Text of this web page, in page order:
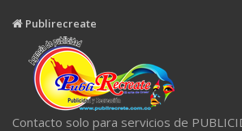
Publirecreate
Contacto solo para servicios de